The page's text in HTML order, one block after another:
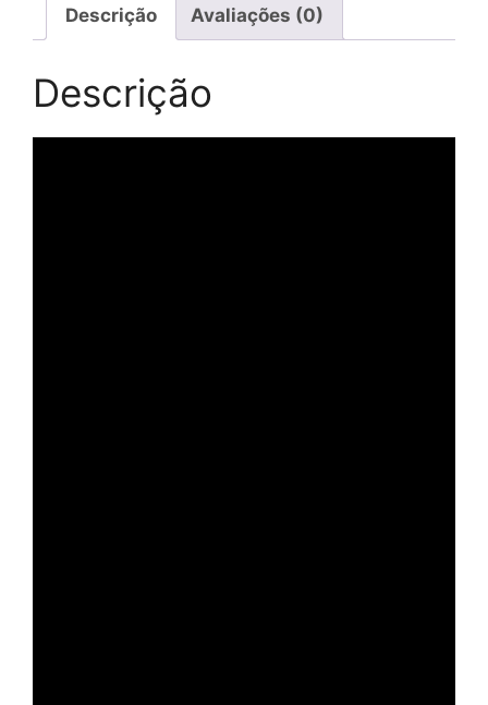
Limpa
quantidade
Descrição Avaliações (0)
Descrição